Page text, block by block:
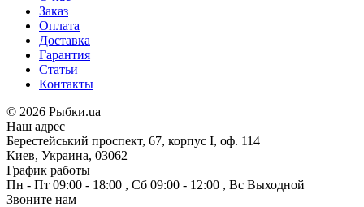
Заказ
Оплата
Доставка
Гарантия
Статьи
Контакты
© 2026 Рыбки.ua
Наш адрес
Берестейський проспект, 67, корпус I, оф. 114
Киев, Украина, 03062
График работы
Пн - Пт 09:00 - 18:00 , Сб 09:00 - 12:00 , Вс Выходной
Звоните нам